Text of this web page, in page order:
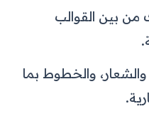
من بين القوالب
والخطوط بما